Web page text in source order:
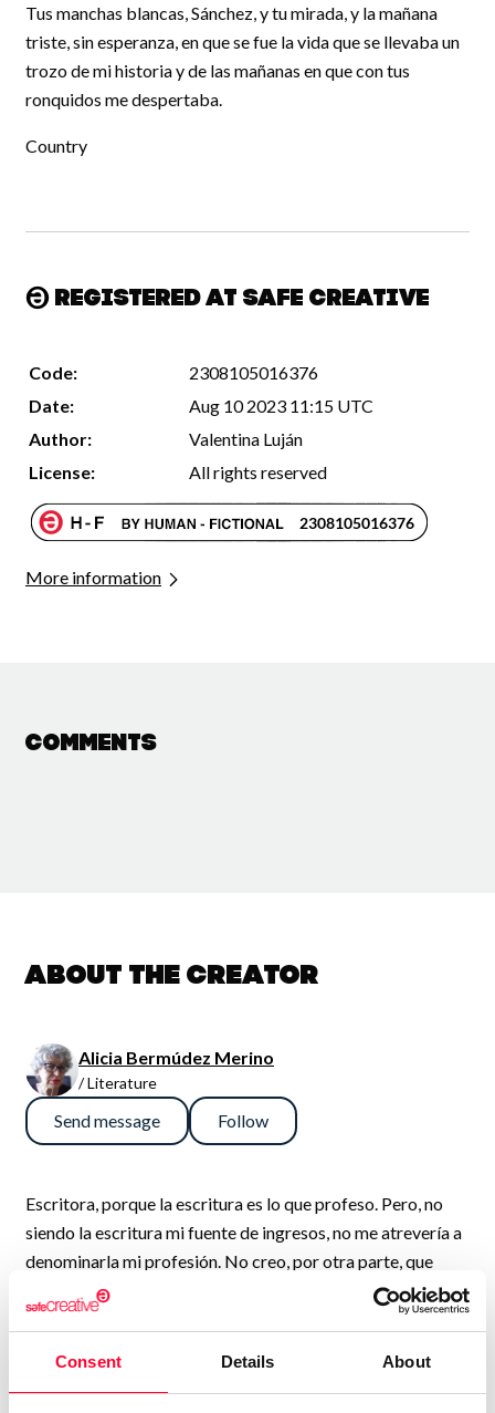
Consent Details About
Tus manchas blancas, Sánchez, y tu mirada, y la mañana
triste, sin esperanza, en que se fue la vida que se llevaba un
trozo de mi historia y de las mañanas en que con tus
ronquidos me despertaba.
Country
Registered at Safe Creative
Code:
2308105016376
Date:
Aug 10 2023 11:15 UTC
Author:
Valentina Luján
License:
All rights reserved
More information
Comments
About the creator
Alicia Bermúdez Merino
/ Literature
Send message Follow
Escritora, porque la escritura es lo que profeso. Pero, no
siendo la escritura mi fuente de ingresos, no me atrevería a
denominarla mi profesión. No creo, por otra parte, que
estuviera dispuesta a avenirme a complacer a nadie, lector
o editor. Ni a comprometerme a cumplir los plazos de